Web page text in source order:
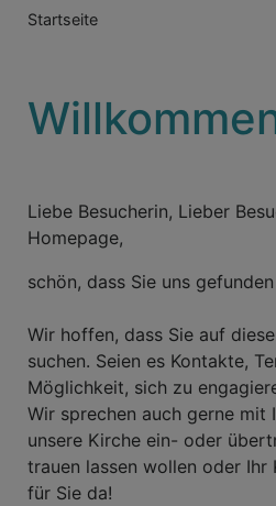
Breadcrumb
Startseite
Liebe Besucherin, Lieber
Homepage,
schön, dass Sie uns
Wir hoffen, dass Sie auf
suchen. Seien es Kontakte,
Möglichkeit, sich zu
Wir sprechen auch gerne mit
unsere Kirche ein- oder
trauen lassen wollen oder Ihr
für Sie da!